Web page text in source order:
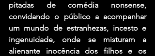
pitadas de comédia nonsense,
convidando o público a acompanhar
um mundo de estranhezas, incesto e
ingenuidade, onde se misturam a
alienante inocência dos filhos e os